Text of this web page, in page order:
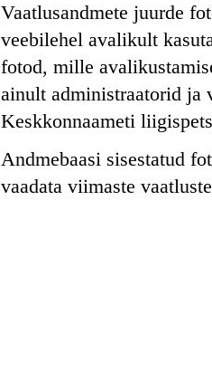
Vaatlusandmete juurde
veebilehel avalikult
fotod, mille
ainult administraatorid ja
Keskkonnaameti
Andmebaasi sisestatud
vaadata viimaste